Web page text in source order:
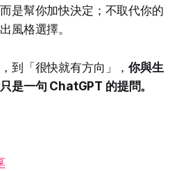
是幫你加快決定；不取代你的
風格選擇。
到「很快就有方向」，你與生
是一句 ChatGPT 的提問。